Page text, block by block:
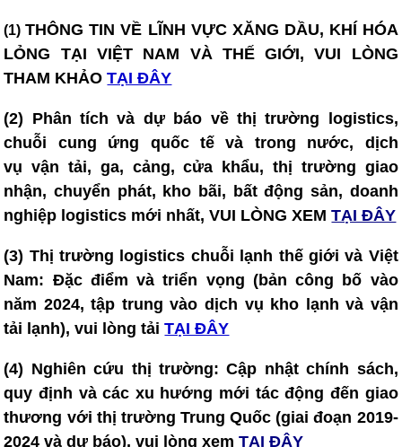
(1)THÔNG TIN VỀ LĨNH VỰC XĂNG DẦU, KHÍ HÓA
LỎNG TẠI VIỆT NAM VÀ THẾ GIỚI, VUI LÒNG
THAM KHẢO TẠI ĐÂY
(2) Phân tích và dự báo về thị trường logistics,
chuỗi cung ứng quốc tế và trong nước, dịch
vụ vận tải, ga, cảng, cửa khẩu, thị trường giao
nhận, chuyển phát, kho bãi, bất động sản, doanh
nghiệp logistics mới nhất, VUI LÒNG XEM TẠI ĐÂY
(3) Thị trường logistics chuỗi lạnh thế giới và Việt
Nam: Đặc điểm và triển vọng (bản công bố vào
năm 2024, tập trung vào dịch vụ kho lạnh và vận
tải lạnh), vui lòng tảiTẠI ĐÂY
(4) Nghiên cứu thị trường: Cập nhật chính sách,
quy định và các xu hướng mới tác động đến giao
thương với thị trường Trung Quốc (giai đoạn 2019-
2024 và dự báo), vui lòng xemTẠI ĐÂY